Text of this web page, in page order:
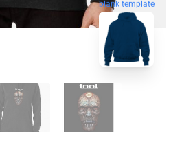
blank template